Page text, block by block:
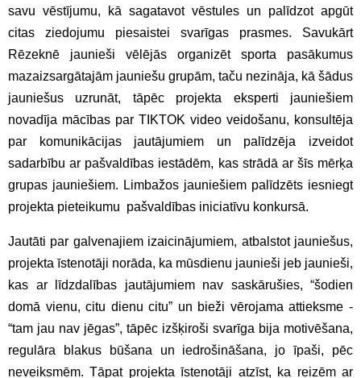
savu vēstījumu, kā sagatavot vēstules un palīdzot apgūt
citas ziedojumu piesaistei svarīgas prasmes. Savukārt
Rēzeknē jaunieši vēlējās organizēt sporta pasākumus
mazaizsargātajām jauniešu grupām, taču nezināja, kā šādus
jauniešus uzrunāt, tāpēc projekta eksperti jauniešiem
novadīja mācības par TIKTOK video veidošanu, konsultēja
par komunikācijas jautājumiem un palīdzēja izveidot
sadarbību ar pašvaldības iestādēm, kas strādā ar šīs mērķa
grupas jauniešiem. Limbažos jauniešiem palīdzēts iesniegt
projekta pieteikumu pašvaldības iniciatīvu konkursā.
Jautāti par galvenajiem izaicinājumiem, atbalstot jauniešus,
projekta īstenotāji norāda, ka mūsdienu jaunieši jeb jaunieši,
kas ar līdzdalības jautājumiem nav saskārušies, “šodien
domā vienu, citu dienu citu” un bieži vērojama attieksme -
“tam jau nav jēgas”, tāpēc izšķiroši svarīga bija motivēšana,
regulāra blakus būšana un iedrošināšana, jo īpaši, pēc
neveiksmēm. Tāpat projekta īstenotāji atzīst, ka reizēm ar